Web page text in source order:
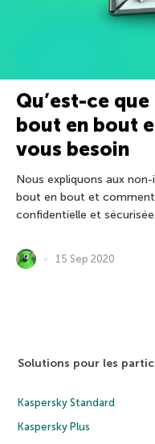
Qu’est-ce
bout en bout
vous besoin
Nous expliquons aux
bout en bout et
confidentielle et sécurisée.
15 Sep 2020
Solutions pour les
Kaspersky Standard
Kaspersky Plus